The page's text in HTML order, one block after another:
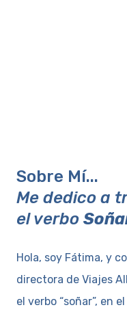
Sobre Mí...
Me dedico a
el verbo
Hola, soy Fátima, y
directora de Viajes
el verbo “soñar”, en